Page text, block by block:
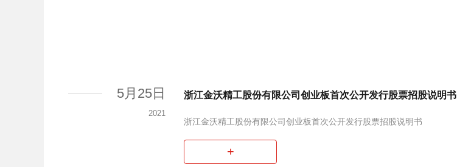
5月25日
2021
浙江金沃精工股份有限公司创业板首次公开发行股票招股说明书
浙江金沃精工股份有限公司创业板首次公开发行股票招股说明书
+